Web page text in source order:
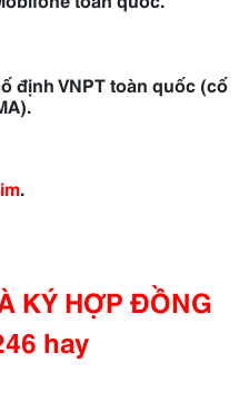
định VNPT toàn quốc (cố
.
KÝ HỢP ĐỒNG
hay